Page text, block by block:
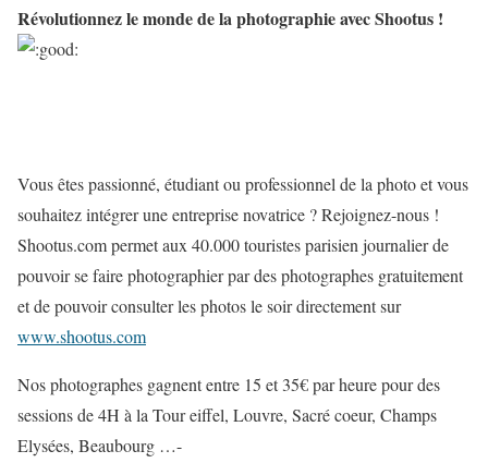
Révolutionnez le monde de la photographie avec Shootus !
Vous êtes passionné, étudiant ou professionnel de la photo et vous
souhaitez intégrer une entreprise novatrice ? Rejoignez-nous !
Shootus.com permet aux 40.000 touristes parisien journalier de
pouvoir se faire photographier par des photographes gratuitement
et de pouvoir consulter les photos le soir directement sur
www.shootus.com
Nos photographes gagnent entre 15 et 35€ par heure pour des
sessions de 4H à la Tour eiffel, Louvre, Sacré coeur, Champs
Elysées, Beaubourg …-